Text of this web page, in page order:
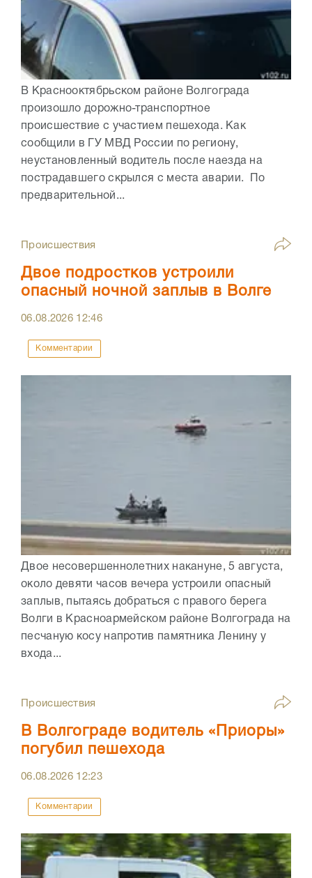
В Краснооктябрьском районе Волгограда
произошло дорожно-транспортное
происшествие с участием пешехода. Как
сообщили в ГУ МВД России по региону,
неустановленный водитель после наезда на
пострадавшего скрылся с места аварии. По
предварительной...
Происшествия
Двое подростков устроили
опасный ночной заплыв в Волге
06.08.2026 12:46
Комментарии
Двое несовершеннолетних накануне, 5 августа,
около девяти часов вечера устроили опасный
заплыв, пытаясь добраться с правого берега
Волги в Красноармейском районе Волгограда на
песчаную косу напротив памятника Ленину у
входа...
Происшествия
В Волгограде водитель «Приоры»
погубил пешехода
06.08.2026 12:23
Комментарии